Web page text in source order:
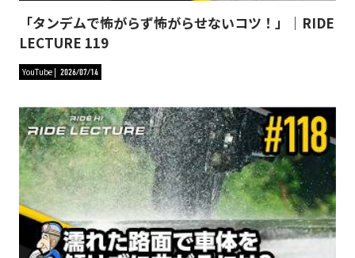
「タンデムで怖がらず怖がらせないコツ！」｜RIDE
LECTURE 119
YouTube 2026/07/14